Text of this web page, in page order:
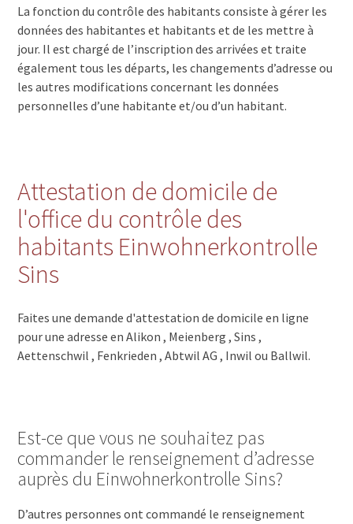
La fonction du contrôle des habitants consiste à gérer les
données des habitantes et habitants et de les mettre à
jour. Il est chargé de l’inscription des arrivées et traite
également tous les départs, les changements d’adresse ou
les autres modifications concernant les données
personnelles d’une habitante et/ou d’un habitant.
Attestation de domicile de
l'office du contrôle des
habitants Einwohnerkontrolle
Sins
Faites une demande d'attestation de domicile en ligne
pour une adresse en Alikon , Meienberg , Sins ,
Aettenschwil , Fenkrieden , Abtwil AG , Inwil ou Ballwil.
Est-ce que vous ne souhaitez pas
commander le renseignement d’adresse
auprès du Einwohnerkontrolle Sins?
D’autres personnes ont commandé le renseignement